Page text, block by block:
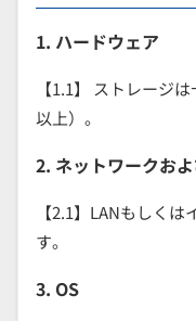
1. ハードウェア
【1.1】 ストレージ
以上）。
2. ネットワークお
【2.1】LANもしく
す。
3. OS